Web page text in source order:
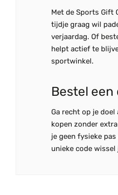
Met de Sports Gift
tijdje graag wil
verjaardag. Of
helpt actief te
sportwinkel.
Bestel een
Ga recht op je
kopen zonder
je geen fysieke
unieke code